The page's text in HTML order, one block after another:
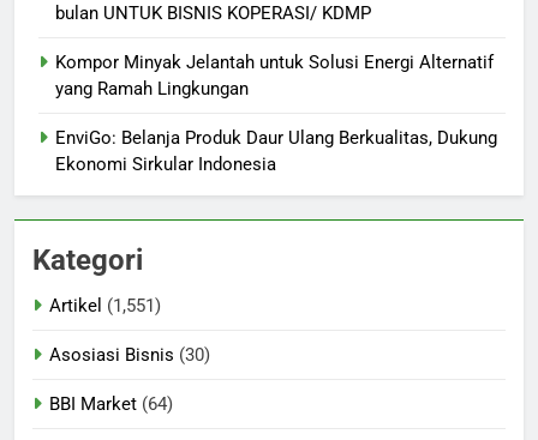
bulan UNTUK BISNIS KOPERASI/ KDMP
Kompor Minyak Jelantah untuk Solusi Energi Alternatif
yang Ramah Lingkungan
EnviGo: Belanja Produk Daur Ulang Berkualitas, Dukung
Ekonomi Sirkular Indonesia
Kategori
Artikel (1,551)
Asosiasi Bisnis (30)
BBI Market (64)